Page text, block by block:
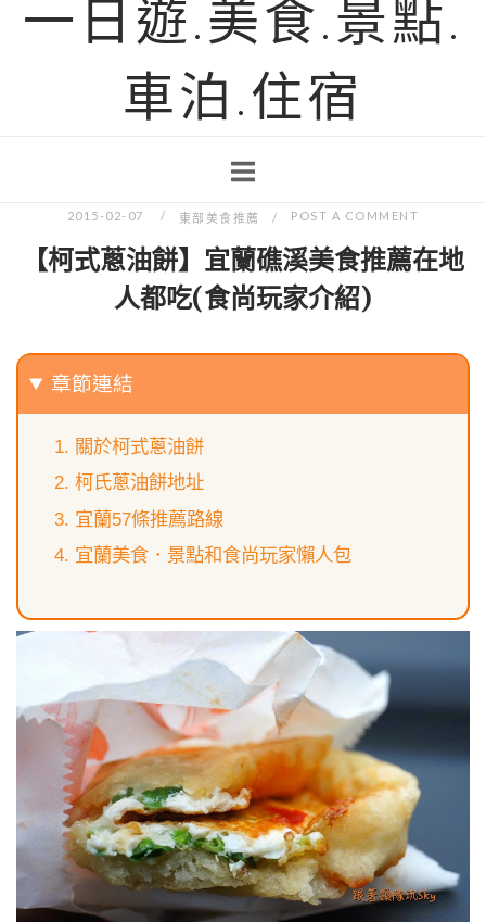
一日遊.美食.景點.
車泊.住宿
2015-02-07 東部美食推薦 POST A COMMENT
【柯式蔥油餅】宜蘭礁溪美食推薦在地
人都吃(食尚玩家介紹)
章節連結
關於柯式蔥油餅
柯氏蔥油餅地址
宜蘭57條推薦路線
宜蘭美食．景點和食尚玩家懶人包